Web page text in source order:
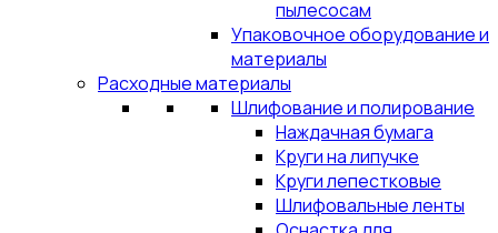
пылесосам
Упаковочное оборудование и
материалы
Расходные материалы
Шлифование и полирование
Наждачная бумага
Круги на липучке
Круги лепестковые
Шлифовальные ленты